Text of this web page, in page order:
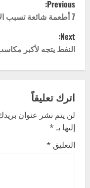
o
s
a
v
i
Previous:
7 أطعمة شائعة تسبب الانتفاخ.. وطريقة تخفف أثرها
Next:
النفط يتجه لأكبر مكاسب
اترك تعليقاً
لن يتم نشر عنوان
إليها بـ*
التعليق *